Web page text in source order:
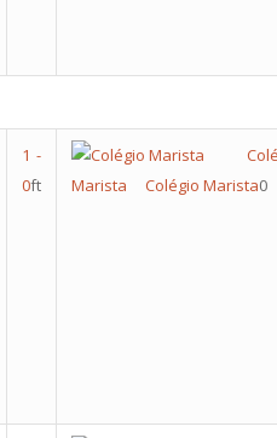
1 -
0ft
Marista
Colégio Marista0